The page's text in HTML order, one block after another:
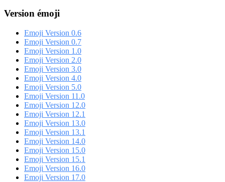
Version émoji
Emoji Version 0.6
Emoji Version 0.7
Emoji Version 1.0
Emoji Version 2.0
Emoji Version 3.0
Emoji Version 4.0
Emoji Version 5.0
Emoji Version 11.0
Emoji Version 12.0
Emoji Version 12.1
Emoji Version 13.0
Emoji Version 13.1
Emoji Version 14.0
Emoji Version 15.0
Emoji Version 15.1
Emoji Version 16.0
Emoji Version 17.0